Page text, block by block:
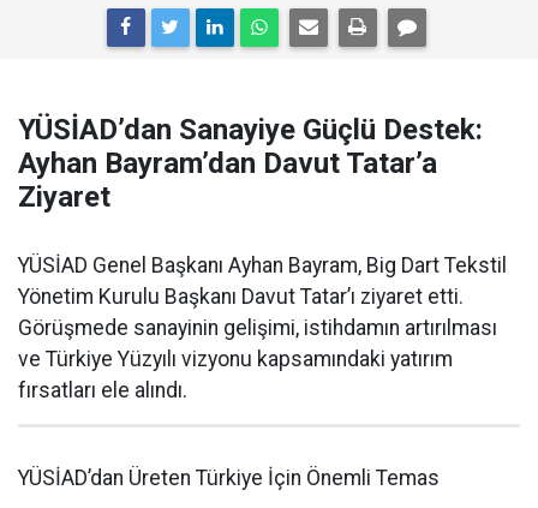
YÜSİAD’dan Sanayiye Güçlü Destek:
Ayhan Bayram’dan Davut Tatar’a
Ziyaret
YÜSİAD Genel Başkanı Ayhan Bayram, Big Dart Tekstil
Yönetim Kurulu Başkanı Davut Tatar’ı ziyaret etti.
Görüşmede sanayinin gelişimi, istihdamın artırılması
ve Türkiye Yüzyılı vizyonu kapsamındaki yatırım
fırsatları ele alındı.
YÜSİAD’dan Üreten Türkiye İçin Önemli Temas